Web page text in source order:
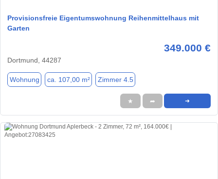
Provisionsfreie Eigentumswohnung Reihenmittelhaus mit
Garten
349.000 €
Dortmund, 44287
Wohnung ca. 107,00 m² Zimmer 4.5
★ ➦ ➜